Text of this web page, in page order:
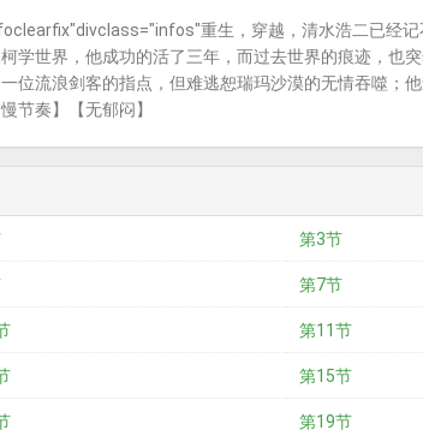
重生，穿越，清水浩二已经
学世界，他成功的活了三年，而过去世界的痕迹，也
位流浪剑客的指点，但难逃恕瑞玛沙漠的无情吞噬；
节奏】【无郁闷】
第3节
第7节
第11节
第15节
第19节